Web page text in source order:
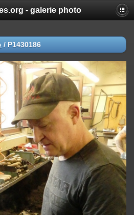
- galerie photo
/ P1430186